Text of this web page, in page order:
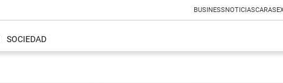
BUSINESSNOTICIASCARAS
SOCIEDAD